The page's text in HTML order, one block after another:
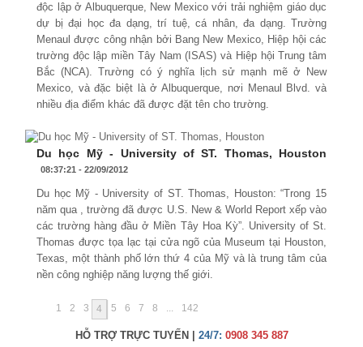
độc lập ở Albuquerque, New Mexico với trải nghiệm giáo dục
dự bị đại học đa dạng, trí tuệ, cá nhân, đa dạng. Trường
Menaul được công nhận bởi Bang New Mexico, Hiệp hội các
trường độc lập miền Tây Nam (ISAS) và Hiệp hội Trung tâm
Bắc (NCA). Trường có ý nghĩa lịch sử mạnh mẽ ở New
Mexico, và đặc biệt là ở Albuquerque, nơi Menaul Blvd. và
nhiều địa điểm khác đã được đặt tên cho trường.
Du học Mỹ - University of ST. Thomas, Houston
08:37:21 - 22/09/2012
Du học Mỹ - University of ST. Thomas, Houston: “Trong 15
năm qua , trường đã được U.S. New & World Report xếp vào
các trường hàng đầu ở Miền Tây Hoa Kỳ”. University of St.
Thomas được tọa lạc tại cửa ngõ của Museum tại Houston,
Texas, một thành phố lớn thứ 4 của Mỹ và là trung tâm của
nền công nghiệp năng lượng thế giới.
1 2 3 4 5 6 7 8 ... 142
HỖ TRỢ TRỰC TUYẾN | 24/7: 0908 345 887